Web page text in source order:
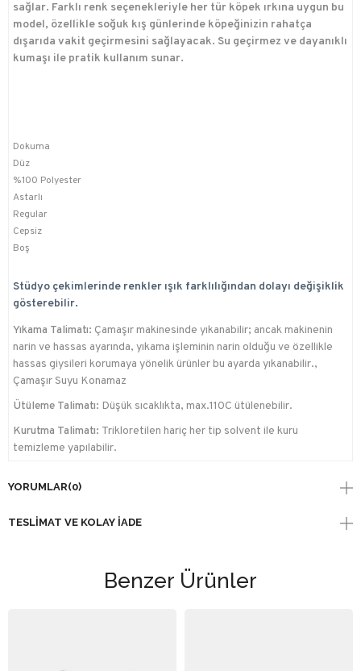
sağlar. Farklı renk seçenekleriyle her tür köpek ırkına uygun bu
model, özellikle soğuk kış günlerinde köpeğinizin rahatça
dışarıda vakit geçirmesini sağlayacak. Su geçirmez ve dayanıklı
kumaşı ile pratik kullanım sunar.
Dokuma
Düz
%100 Polyester
Astarlı
Regular
Cepsiz
Boş
Stüdyo çekimlerinde renkler ışık farklılığından dolayı değişiklik
gösterebilir.
Yıkama Talimatı: Çamaşır makinesinde yıkanabilir; ancak makinenin
narin ve hassas ayarında, yıkama işleminin narin olduğu ve özellikle
hassas giysileri korumaya yönelik ürünler bu ayarda yıkanabilir.,
Çamaşır Suyu Konamaz
Ütüleme Talimatı: Düşük sıcaklıkta, max.110C ütülenebilir.
Kurutma Talimatı: Trikloretilen hariç her tip solvent ile kuru
temizleme yapılabilir.
YORUMLAR(0)
TESLIMAT VE KOLAY İADE
Benzer Ürünler